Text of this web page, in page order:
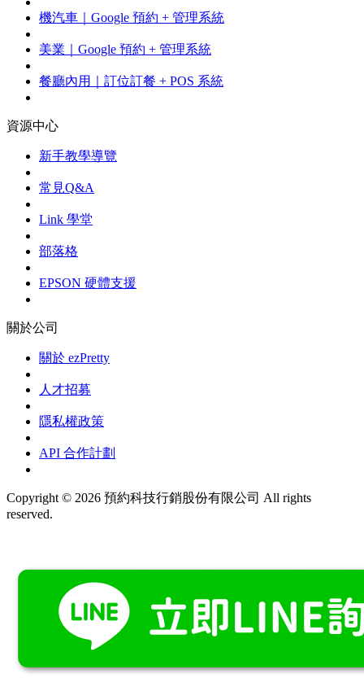
機汽車｜Google 預約 + 管理系統
美業｜Google 預約 + 管理系統
餐廳內用｜訂位訂餐 + POS 系統
資源中心
新手教學導覽
常見Q&A
Link 學堂
部落格
EPSON 硬體支援
關於公司
關於 ezPretty
人才招募
隱私權政策
API 合作計劃
Copyright © 2026 預約科技行銷股份有限公司 All rights
reserved.